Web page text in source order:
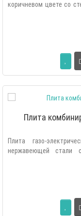
коричневом цвете со
Плита
Плита газо-
нержавеющей стали